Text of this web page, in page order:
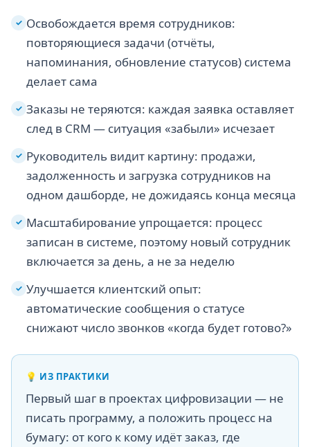
✓ Освобождается время сотрудников:
повторяющиеся задачи (отчёты,
напоминания, обновление статусов) система
делает сама
✓ Заказы не теряются: каждая заявка оставляет
след в CRM — ситуация «забыли» исчезает
✓ Руководитель видит картину: продажи,
задолженность и загрузка сотрудников на
одном дашборде, не дожидаясь конца месяца
✓ Масштабирование упрощается: процесс
записан в системе, поэтому новый сотрудник
включается за день, а не за неделю
✓ Улучшается клиентский опыт:
автоматические сообщения о статусе
снижают число звонков «когда будет готово?»
💡 ИЗ ПРАКТИКИ
Первый шаг в проектах цифровизации — не
писать программу, а положить процесс на
бумагу: от кого к кому идёт заказ, где